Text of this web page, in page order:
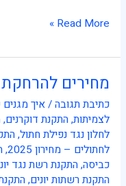
Read More »
מחירים להרחקת
כתיבת תגובה/איך
לצמיתות,התקנת דוקרנים,
לחלון נגד נפילת חתול,
לחתולים – מחירון 2025
,
כביסה,התקנת רשת נגד
התקנת רשתות יונים,
מחירים
יונים